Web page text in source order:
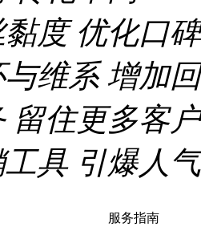
度 优化口
维系 增加
留住更多客户
具 引爆人气
服务指南